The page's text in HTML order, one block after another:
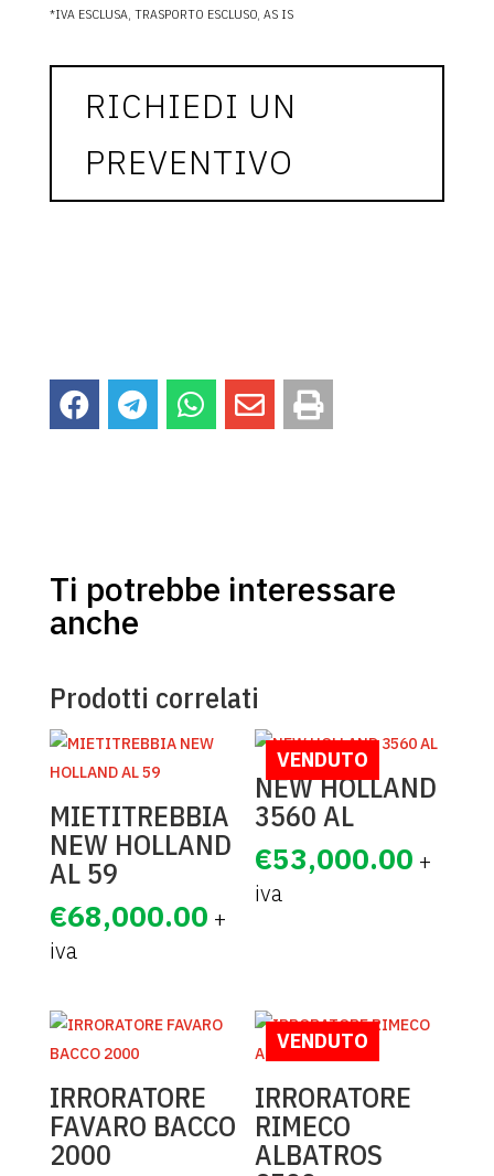
*IVA ESCLUSA, TRASPORTO ESCLUSO, AS IS
RICHIEDI UN
PREVENTIVO
    
Ti potrebbe interessare
anche
Prodotti correlati
MIETITREBBIA
NEW HOLLAND
AL 59
€68,000.00
VENDUTO
NEW HOLLAND
3560 AL
€53,000.00
IRRORATORE
FAVARO BACCO
2000
VENDUTO
IRRORATORE
RIMECO
ALBATROS